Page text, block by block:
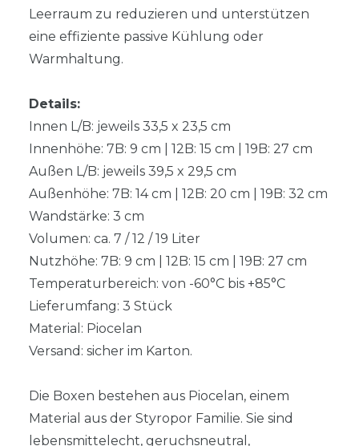
Leerraum zu reduzieren und unterstützen
eine effiziente passive Kühlung oder
Warmhaltung.
Details:
Innen L/B: jeweils 33,5 x 23,5 cm
Innenhöhe: 7B: 9 cm | 12B: 15 cm | 19B: 27 cm
Außen L/B: jeweils 39,5 x 29,5 cm
Außenhöhe: 7B: 14 cm | 12B: 20 cm | 19B: 32 cm
Wandstärke: 3 cm
Volumen: ca. 7 / 12 / 19 Liter
Nutzhöhe: 7B: 9 cm | 12B: 15 cm | 19B: 27 cm
Temperaturbereich: von -60°C bis +85°C
Lieferumfang: 3 Stück
Material: Piocelan
Versand: sicher im Karton.
Die Boxen bestehen aus Piocelan, einem
Material aus der Styropor Familie. Sie sind
lebensmittelecht, geruchsneutral,